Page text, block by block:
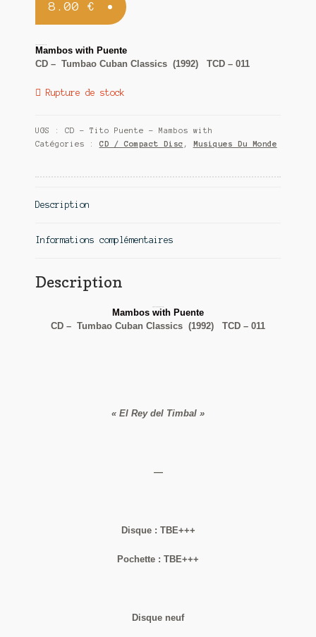
Contact
8.00 €
Mambos with Puente
CD – Tumbao Cuban Classics (1992) TCD – 011
Rupture de stock
UGS : CD - Tito Puente - Mambos with
Catégories : CD / Compact Disc , Musiques Du Monde
Description
Informations complémentaires
Description
Mambos with Puente
CD – Tumbao Cuban Classics (1992) TCD – 011
« El Rey del Timbal »
—
Disque : TBE+++
Pochette : TBE+++
Disque neuf